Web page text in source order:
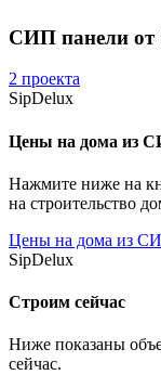
СИП панели от
2 проекта
SipDelux
Цены на дома из
Нажмите ниже на
на строительство
Цены на дома из
SipDelux
Строим сейчас
Ниже показаны
сейчас.